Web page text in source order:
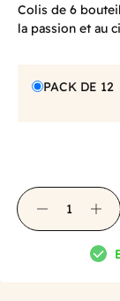
Colis de 6
la passion et au
PACK DE 12